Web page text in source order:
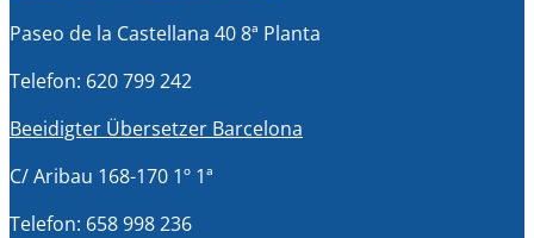
Paseo de la Castellana 40 8ª Planta
Telefon: 620 799 242
Beeidigter Übersetzer Barcelona
C/ Aribau 168-170 1º 1ª
Telefon: 658 998 236